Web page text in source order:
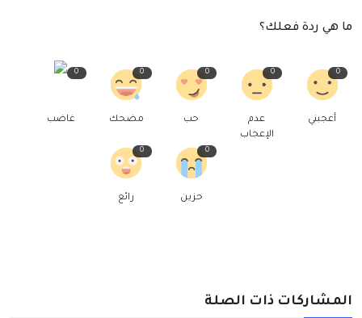
ما هي ردة فعلك؟
0
أعجبني
0
عدم
الإعجاب
0
حب
0
مضحك
0
غاضب
0
حزين
0
رائع
المشاركات ذات الصلة